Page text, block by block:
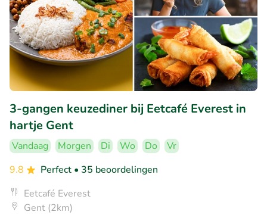
3-gangen keuzediner bij Eetcafé Everest in
hartje Gent
Vandaag Morgen Di Wo Do
Vr
9.8
Perfect • 35 beoordelingen
Eetcafé Everest
Gent (2km)